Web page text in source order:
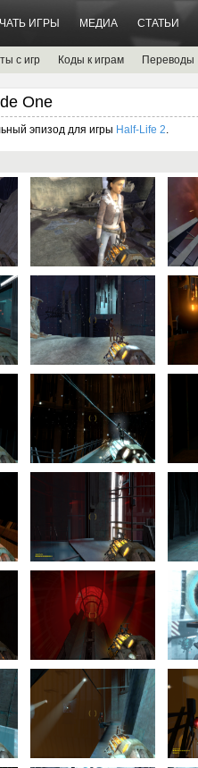
ИГРЫ МЕДИА СТАТЬИ
с игр Коды к играм Переводы
One
эпизод для игры Half-Life 2.